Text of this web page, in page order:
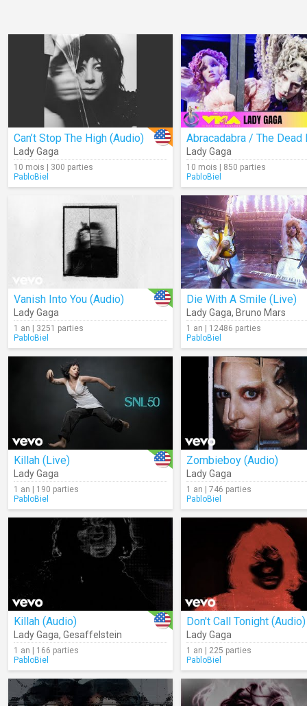
Can’t Stop The High (Audio)
Lady Gaga
10 mois | 300 parties
PabloBiel
Lady Gaga
10 mois | 850 parties
PabloBiel
Vanish Into You (Audio)
Lady Gaga
1 an | 3251 parties
PabloBiel
Die With A Smile (Live)
Lady Gaga, Bruno Mars
1 an | 12486 parties
PabloBiel
Killah (Live)
Lady Gaga
1 an | 190 parties
PabloBiel
Zombieboy (Audio)
Lady Gaga
1 an | 746 parties
PabloBiel
Killah (Audio)
Lady Gaga, Gesaffelstein
1 an | 166 parties
PabloBiel
Don't Call Tonight (Audio)
Lady Gaga
1 an | 225 parties
PabloBiel